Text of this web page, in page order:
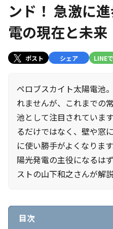
ンド！ 急激に
電の現在と未来
ポスト シェア LINE
ペロブスカイト太陽電池
れませんが、これまでの
池として注目されていま
るだけではなく、壁や窓
に使い勝手がよくなりま
陽光発電の主役になるは
ストの山下和之さんが解説
目次